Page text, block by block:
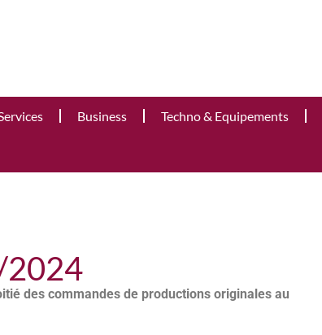
Business Techno & Equipements
2024
des commandes de productions originales au